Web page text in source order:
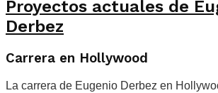
Proyectos actuales de
Derbez
Carrera en Hollywood
La carrera de Eugenio Derbez en